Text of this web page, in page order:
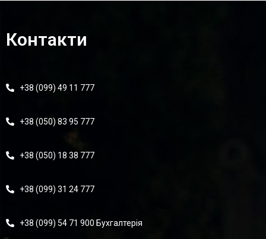
Контакти
+38 (099) 49 11 777
+38 (050) 83 95 777
+38 (050) 18 38 777
+38 (099) 31 24 777
+38 (099) 54 71 900 Бухгалтерія